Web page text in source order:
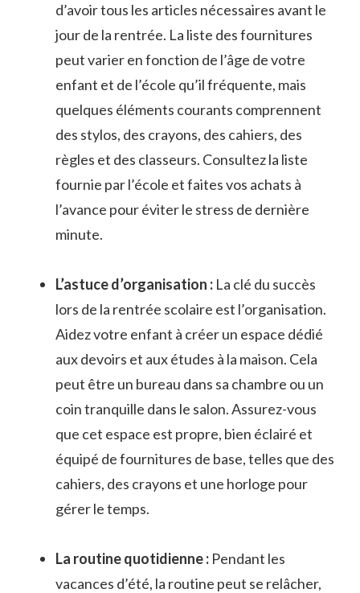
d’avoir tous les articles nécessaires avant le
jour de⁤ la rentrée. La liste des fournitures
peut varier en fonction de l’âge de votre
enfant et ​de l’école qu’il fréquente, mais
quelques éléments courants⁤ comprennent⁤
des stylos, des crayons,​ des cahiers, des
règles et des classeurs. Consultez ‌la liste
⁣fournie par l’école et faites vos achats à
l’avance pour éviter le ‍stress ​de dernière
⁢minute.
L’astuce d’organisation : La clé du succès
lors de⁣ la rentrée ‌scolaire est l’organisation.
Aidez⁣ votre enfant à créer un espace dédié
aux devoirs et aux études à la maison. Cela⁣
peut être un bureau dans sa chambre ou ‍un
coin tranquille dans le salon. Assurez-vous
que cet‌ espace est propre, ‌bien éclairé et
équipé de fournitures de base, telles que des
cahiers, des crayons et une horloge pour
gérer le temps.
La routine quotidienne : Pendant les
vacances d’été,⁢ la routine ⁣peut se relâcher,